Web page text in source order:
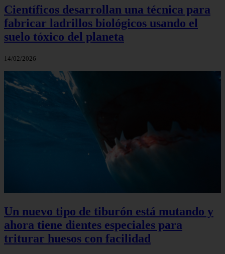
Científicos desarrollan una técnica para
fabricar ladrillos biológicos usando el
suelo tóxico del planeta
14/02/2026
Un nuevo tipo de tiburón está mutando y
ahora tiene dientes especiales para
triturar huesos con facilidad